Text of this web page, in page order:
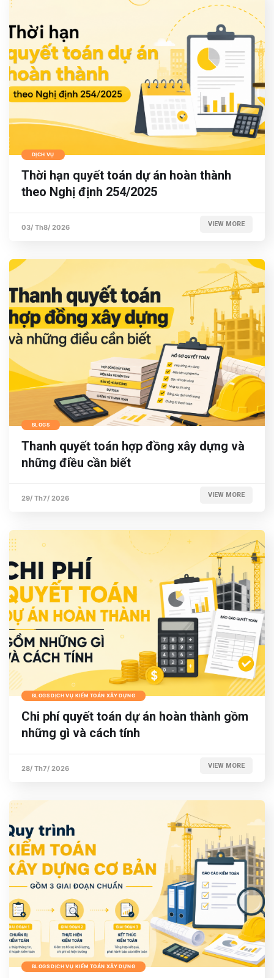
DỊCH VỤ
Thời hạn quyết toán dự án hoàn thành
theo Nghị định 254/2025
03/ Th8/ 2026 VIEW MORE
BLOGS
Thanh quyết toán hợp đồng xây dựng và
những điều cần biết
29/ Th7/ 2026 VIEW MORE
BLOGS DỊCH VỤ KIỂM TOÁN XÂY DỰNG
Chi phí quyết toán dự án hoàn thành gồm
những gì và cách tính
28/ Th7/ 2026 VIEW MORE
BLOGS DỊCH VỤ KIỂM TOÁN XÂY DỰNG